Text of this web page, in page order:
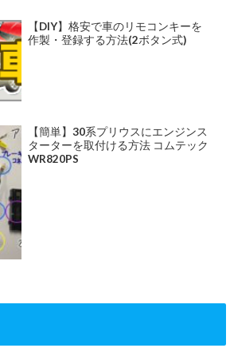
【DIY】格安で車のリモコンキーを
作製・登録する方法(2ボタン式)
【簡単】30系プリウスにエンジンス
ターターを取付ける方法 コムテック
WR820PS